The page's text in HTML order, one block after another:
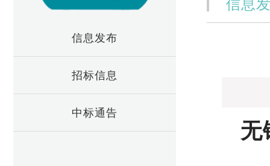
信息发布
招标信息
中标通告
信息
无